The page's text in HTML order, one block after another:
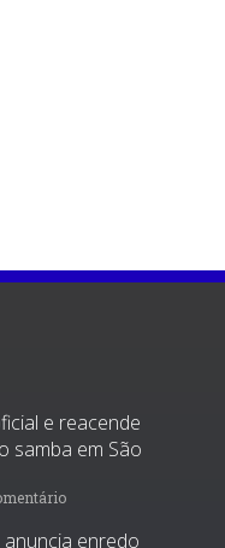
e reacende
samba em São
enredo